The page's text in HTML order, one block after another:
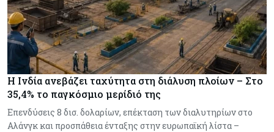
Η Ινδία ανεβάζει ταχύτητα στη διάλυση πλοίων – Στο
35,4% το παγκόσμιο μερίδιό της
Επενδύσεις 8 δισ. δολαρίων, επέκταση των διαλυτηρίων στο
Αλάνγκ και προσπάθεια ένταξης στην ευρωπαϊκή λίστα –